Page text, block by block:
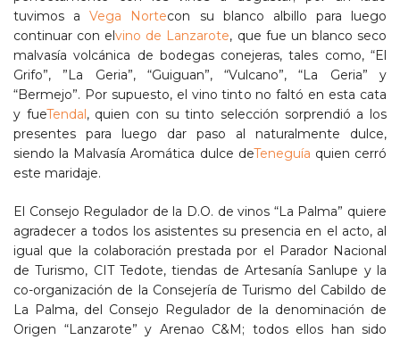
tuvimos aVega Nortecon su blanco albillo para luego
continuar con elvino de Lanzarote, que fue un blanco seco
malvasía volcánica de bodegas conejeras, tales como, “El
Grifo”, ”La Geria”, “Guiguan”, “Vulcano”, “La Geria” y
“Bermejo”. Por supuesto, el vino tinto no faltó en esta cata
y fueTendal , quien con su tinto selección sorprendió a los
presentes para luego dar paso al naturalmente dulce,
siendo la Malvasía Aromática dulce deTeneguía quien cerró
este maridaje.
El Consejo Regulador de la D.O. de vinos “La Palma” quiere
agradecer a todos los asistentes su presencia en el acto, al
igual que la colaboración prestada por el Parador Nacional
de Turismo, CIT Tedote, tiendas de Artesanía Sanlupe y la
co-organización de la Consejería de Turismo del Cabildo de
La Palma, del Consejo Regulador de la denominación de
Origen “Lanzarote” y Arenao C&M; todos ellos han sido